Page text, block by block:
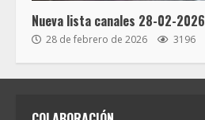
Nueva lista canales 28-02-2026
28 de febrero de 2026 3196